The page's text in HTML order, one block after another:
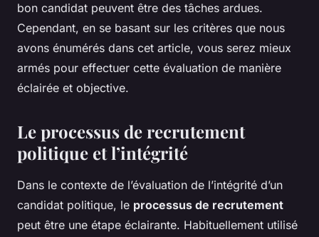
bon candidat peuvent être des tâches ardues.
Cependant, en se basant sur les critères que nous
avons énumérés dans cet article, vous serez mieux
armés pour effectuer cette évaluation de manière
éclairée et objective.
Le processus de recrutement
politique et l’intégrité
Dans le contexte de l’évaluation de l’intégrité d’un
candidat politique, le processus de recrutement
peut être une étape éclairante. Habituellement utilisé